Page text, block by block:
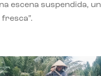
escena suspendida, un
fresca”.